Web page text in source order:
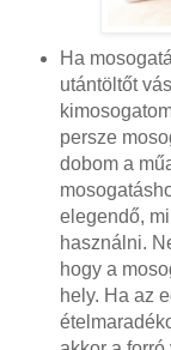
Ha
utántöltőt
persze
dobom a
elegendő,
használni.
hogy a
hely. Ha az